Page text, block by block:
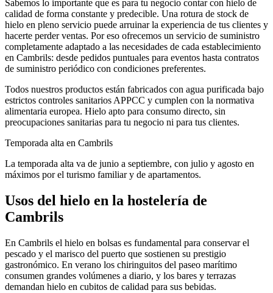
Sabemos lo importante que es para tu negocio contar con hielo de
calidad de forma constante y predecible. Una rotura de stock de
hielo en pleno servicio puede arruinar la experiencia de tus clientes y
hacerte perder ventas. Por eso ofrecemos un servicio de suministro
completamente adaptado a las necesidades de cada establecimiento
en Cambrils: desde pedidos puntuales para eventos hasta contratos
de suministro periódico con condiciones preferentes.
Todos nuestros productos están fabricados con agua purificada bajo
estrictos controles sanitarios APPCC y cumplen con la normativa
alimentaria europea. Hielo apto para consumo directo, sin
preocupaciones sanitarias para tu negocio ni para tus clientes.
Temporada alta en Cambrils
La temporada alta va de junio a septiembre, con julio y agosto en
máximos por el turismo familiar y de apartamentos.
Usos del hielo en la hostelería de
Cambrils
En Cambrils el hielo en bolsas es fundamental para conservar el
pescado y el marisco del puerto que sostienen su prestigio
gastronómico. En verano los chiringuitos del paseo marítimo
consumen grandes volúmenes a diario, y los bares y terrazas
demandan hielo en cubitos de calidad para sus bebidas.